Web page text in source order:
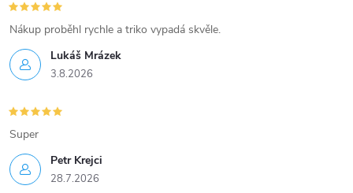
v
ý
p
i
s
u
Lukáš Mrázek
3.8.2026
Nákup proběhl rychle a triko vypadá skvěle.
Petr Krejci
28.7.2026
Super